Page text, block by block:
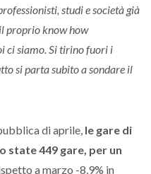
studi e società già
proprio know how
ci siamo. Si tirino fuori i
si parta subito a sondare il
di aprile, le gare di
state 449 gare, per un
a marzo -8,9% in